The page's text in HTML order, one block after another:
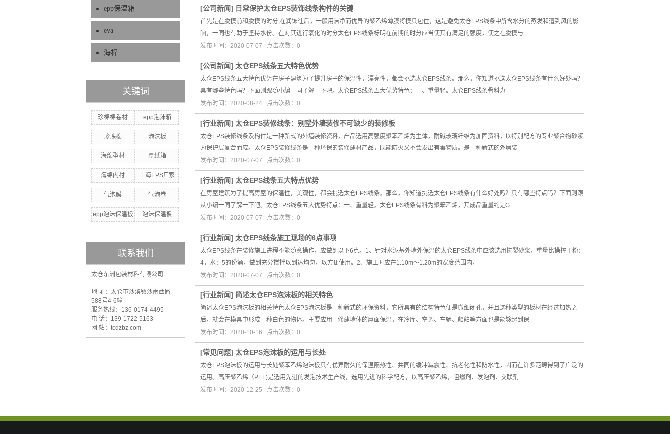
epp保温箱
eva
海棉
关键词
珍棉棉卷材 epp泡沫箱
珍珠棉 泡沫板
海绵型材 厚纸箱
海绵内衬 上海EPS厂家
气泡膜 气泡卷
epp泡沫保温板 泡沫保温板
联系我们
太仓东洲包装材料有限公司
地 址：太仓市沙溪镇沙南西路
588号4-6幢
服务热线：136-0174-4495
电 话：139-1722-5163
网 站：tcdzbz.com
[公司新闻] 日常保护太仓EPS装饰线条构件的关键
首先是在脱模前和脱模的时分;在润饰往后，一般用洁净而优异的聚乙烯薄膜将模具包住，这是避免太仓EPS线条中所含水分的蒸发和遭到风的影
响，一同也有助于坚持水份。在对其进行氧化的时分太仓EPS线条标明在前期的时分应当使其有满足的强度，使之在脱模与
发布时间：2020-07-07 点击次数：0
[公司新闻] 太仓EPS线条五大特色优势
太仓EPS线条五大特色优势在房子建筑为了提升房子的保温性，漂亮性，都会挑选太仓EPS线条。那么，你知道挑选太仓EPS线条有什么好处吗？
具有哪些特色吗？下面则跟随小编一同了解一下吧。太仓EPS线条五大优势特色：一、重量轻。太仓EPS线条骨料为
发布时间：2020-08-24 点击次数：0
[行业新闻] 太仓EPS装修线条：别墅外墙装修不可缺少的装修板
太仓EPS装修线条及构件是一种新式的外墙装修资料，产品选用高强度聚苯乙烯为主体，耐碱玻璃纤维为加固资料，以特别配方的专业聚合物砂浆
为保护层复合而成。太仓EPS装修线条是一种环保的装修建材产品，既能防火又不会发出有毒物质。是一种新式的外墙装
发布时间：2020-07-07 点击次数：0
[行业新闻] 太仓EPS线条五大特点优势
在房屋建筑为了提高房屋的保温性，美观性，都会挑选太仓EPS线条。那么，你知道挑选太仓EPS线条有什么好处吗？具有哪些特点吗？下面则跟
从小编一同了解一下吧。太仓EPS线条五大优势特点：一、重量轻。太仓EPS线条骨料为聚笨乙烯，其成品重量约是G
发布时间：2020-07-07 点击次数：0
[行业新闻] 太仓EPS线条施工现场的6点事项
太仓EPS线条在装修施工进程不能随意操作，应做到以下6点。1、针对水泥基外墙外保温的太仓EPS线条中应该选用抗裂砂浆，重量比操控干粉：
4，水：5的份额，做到充分搅拌以到达均匀，以方便使用。2、施工时应在1.10m～1.20m的宽度范围内，
发布时间：2020-07-07 点击次数：0
[行业新闻] 简述太仓EPS泡沫板的相关特色
简述太仓EPS泡沫板的相关特色太仓EPS泡沫板是一种新式的环保资料，它所具有的结构特色便是微细闭孔，并且这种类型的板材在经过加热之
后，就会在模具中形成一种白色的物体。主要应用于修建墙体的屋面保温，在冷库、空调、车辆、船舶等方面也是能够起到保
发布时间：2020-10-16 点击次数：0
[常见问题] 太仓EPS泡沫板的运用与长处
太仓EPS泡沫板的运用与长处聚苯乙烯泡沫板具有优异耐久的保温隔热性、共同的缓冲减震性、抗老化性和防水性，因而在许多范畴得到了广泛的
运用。高压聚乙烯（PEF)是选用先进的发泡技术生产线，选用先进的科学配方，以高压聚乙烯，阻燃剂、发泡剂、交联剂
发布时间：2020-12-25 点击次数：0